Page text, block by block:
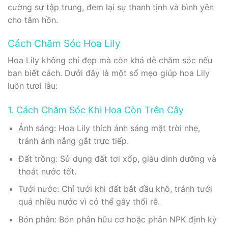
cường sự tập trung, đem lại sự thanh tịnh và bình yên
cho tâm hồn.
Cách Chăm Sóc Hoa Lily
Hoa Lily không chỉ đẹp mà còn khá dễ chăm sóc nếu
bạn biết cách. Dưới đây là một số mẹo giúp hoa Lily
luôn tươi lâu:
1. Cách Chăm Sóc Khi Hoa Còn Trên Cây
Ánh sáng: Hoa Lily thích ánh sáng mặt trời nhẹ,
tránh ánh nắng gắt trực tiếp.
Đất trồng: Sử dụng đất tơi xốp, giàu dinh dưỡng và
thoát nước tốt.
Tưới nước: Chỉ tưới khi đất bắt đầu khô, tránh tưới
quá nhiều nước vì có thể gây thối rễ.
Bón phân: Bón phân hữu cơ hoặc phân NPK định kỳ